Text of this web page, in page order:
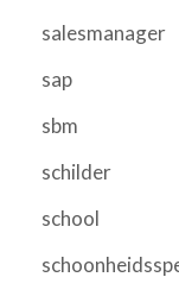
salesmanager
sap
sbm
schilder
school